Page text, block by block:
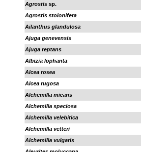
Agrostis sp.
Agrostis stolonifera
Ailanthus glandulosa
Ajuga genevensis
Ajuga reptans
Albizia lophanta
Alcea rosea
Alcea rugosa
Alchemilla micans
Alchemilla speciosa
Alchemilla velebitica
Alchemilla vetteri
Alchemilla vulgaris